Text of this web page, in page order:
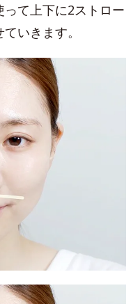
て上下に2ストロー
いきます。